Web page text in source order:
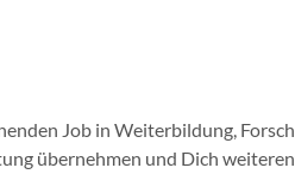
Job in Weiterbildung,
übernehmen und Dich